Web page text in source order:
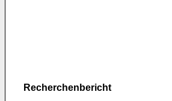
Recherchenbericht